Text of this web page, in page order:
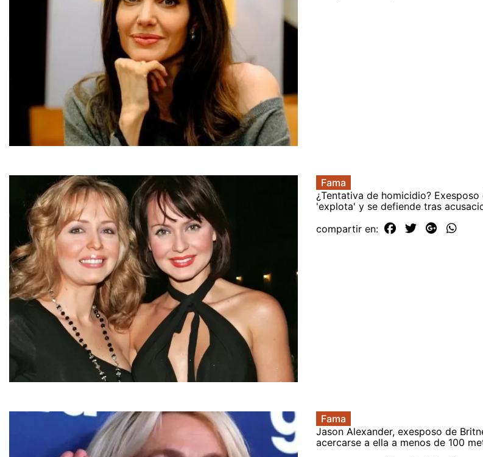
Fama
¿Tentativa de homicidio? Exesposo
'explota' y se defiende tras
compartir en:
Fama
Jason Alexander, exesposo de
acercarse a ella a menos de 100